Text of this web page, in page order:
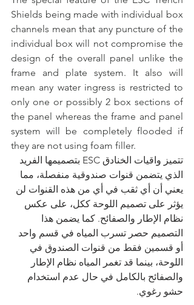
Shields being made with individual box
channels mean that any puncture of the
individual box will not compromise the
design of the overall panel unlike the
frame and plate system. It also will
mean any water ingress is restricted to
only one or possibly 2 box sections of
the panel whereas the frame and panel
system will be completely flooded if
they are not using foam filler.
تتميز واقيات الخنادق ESC بتصميمها الفريد
الذي يتضمن قنوات صندوقية منفصلة، ​​مما
يعني أن أي ثقب في أي من هذه القنوات لن
يؤثر على تصميم اللوحة ككل، على عكس
نظام الإطار والصفائح. كما يضمن هذا
التصميم حصر تسرب المياه في قسم واحد
أو قسمين فقط من قنوات الصندوق في
اللوحة، بينما قد تغمر المياه نظام الإطار
والصفائح بالكامل في حال عدم استخدام
حشو رغوي.